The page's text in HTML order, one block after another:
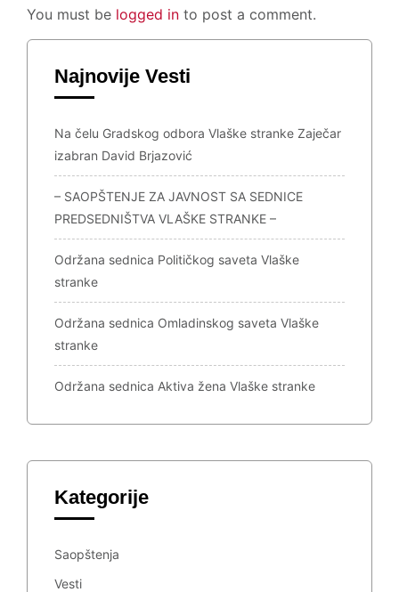
You must be logged in to post a comment.
Najnovije Vesti
Na čelu Gradskog odbora Vlaške stranke Zaječar
izabran David Brjazović
– SAOPŠTENJE ZA JAVNOST SA SEDNICE
PREDSEDNIŠTVA VLAŠKE STRANKE –
Održana sednica Političkog saveta Vlaške
stranke
Održana sednica Omladinskog saveta Vlaške
stranke
Održana sednica Aktiva žena Vlaške stranke
Kategorije
Saopštenja
Vesti